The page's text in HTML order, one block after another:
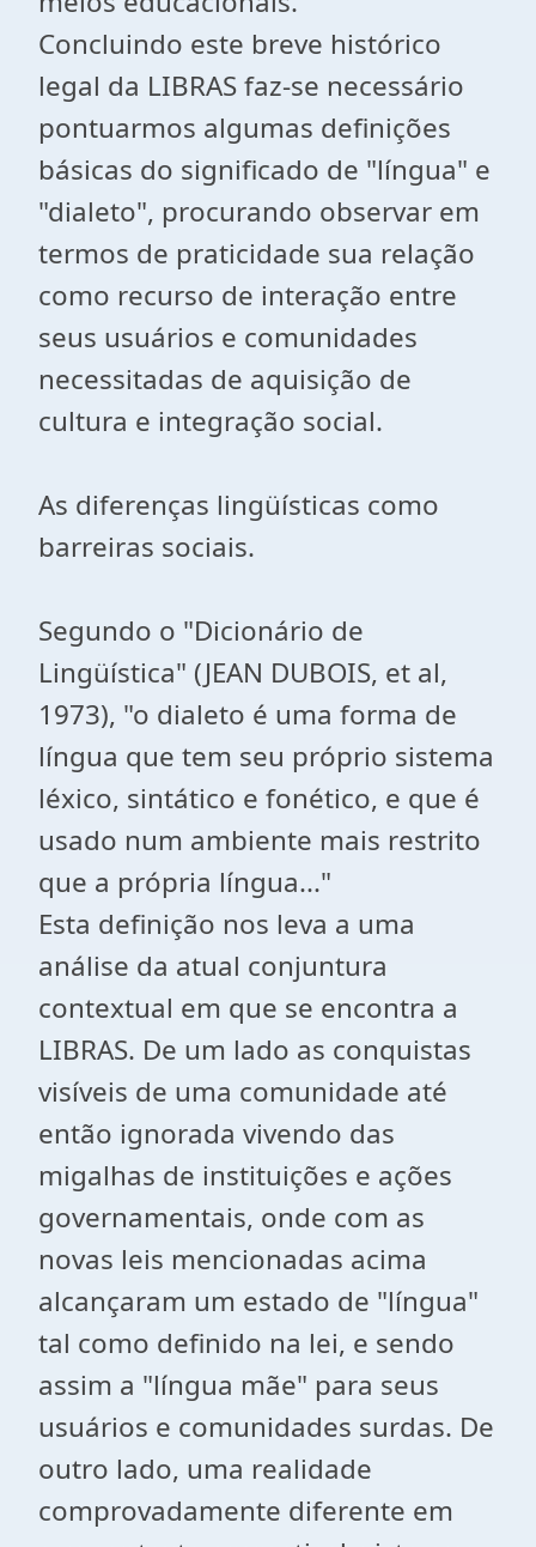
Concluindo este breve histórico
legal da LIBRAS faz-se necessário
pontuarmos algumas definições
básicas do significado de "língua" e
"dialeto", procurando observar em
termos de praticidade sua relação
como recurso de interação entre
seus usuários e comunidades
necessitadas de aquisição de
cultura e integração social.
As diferenças lingüísticas como
barreiras sociais.
Segundo o "Dicionário de
Lingüística" (JEAN DUBOIS, et al,
1973), "o dialeto é uma forma de
língua que tem seu próprio sistema
léxico, sintático e fonético, e que é
usado num ambiente mais restrito
que a própria língua..."
Esta definição nos leva a uma
análise da atual conjuntura
contextual em que se encontra a
LIBRAS. De um lado as conquistas
visíveis de uma comunidade até
então ignorada vivendo das
migalhas de instituições e ações
governamentais, onde com as
novas leis mencionadas acima
alcançaram um estado de "língua"
tal como definido na lei, e sendo
assim a "língua mãe" para seus
usuários e comunidades surdas. De
outro lado, uma realidade
comprovadamente diferente em